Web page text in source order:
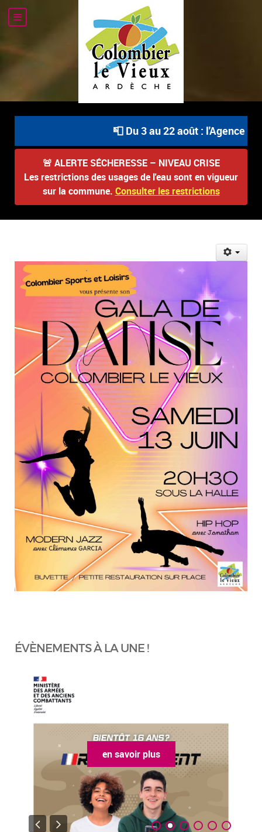
📮 Du 3 au 22 août : l'Agence
🚨 ALERTE SÉCHERESSE – NIVEAU CRISE
Les restrictions des usages de l'eau sont en vigueur
sur la commune. Consulter les restrictions
ÉVÈNEMENTS À LA UNE !
en savoir plus